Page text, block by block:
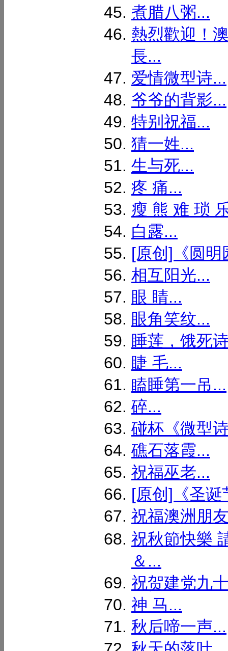
煮腊八粥...
熱烈歡迎！
長...
爱情微型诗...
爷爷的背影...
特别祝福...
猜一姓...
生与死...
疼 痛...
瘦 熊 难 琐
白露...
[原创]《圆明
相互阳光...
眼 睛...
眼角笑纹...
睡莲，饿死
睫 毛...
瞌睡第一吊...
碎...
碰杯《微型
礁石落霞...
祝福巫老...
[原创]《圣诞
祝福澳洲朋
祝秋節快樂
＆...
祝贺建党九
神 马...
秋后啼一声...